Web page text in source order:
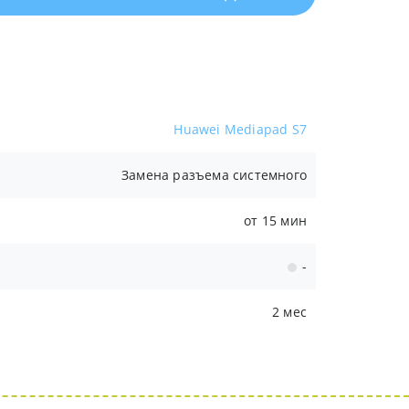
Huawei Mediapad S7
Замена разъема системного
от 15 мин
-
2 мес